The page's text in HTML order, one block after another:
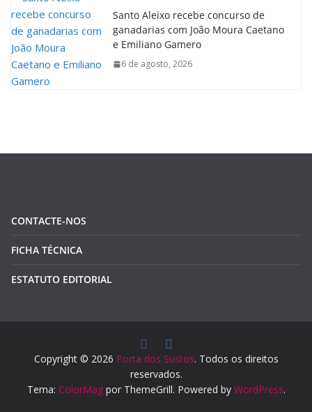
Santo Aleixo recebe concurso de
ganadarias com João Moura Caetano
e Emiliano Gamero
6 de agosto, 2026
CONTACTE-NOS
FICHA TÉCNICA
ESTATUTO EDITORIAL
Copyright © 2026 Porta dos Sustos. Todos os direitos
reservados.
Tema: ColorMagpor ThemeGrill. Powered by WordPress.